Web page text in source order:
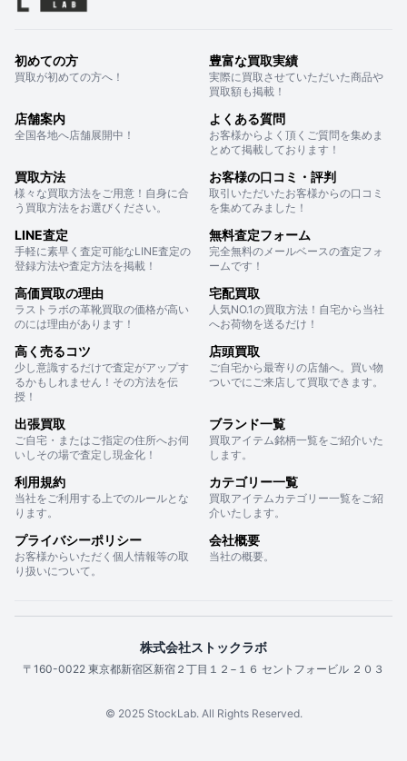
初めての方
買取が初めての方へ！
豊富な買取実績
実際に買取させていただいた商品や
買取額も掲載！
店舗案内
全国各地へ店舗展開中！
よくある質問
お客様からよく頂くご質問を集めま
とめて掲載しております！
買取方法
様々な買取方法をご用意！自身に合
う買取方法をお選びください。
お客様の口コミ・評判
取引いただいたお客様からの口コミ
を集めてみました！
LINE査定
手軽に素早く査定可能なLINE査定の
登録方法や査定方法を掲載！
無料査定フォーム
完全無料のメールベースの査定フォ
ームです！
高価買取の理由
ラストラボの革靴買取の価格が高い
のには理由があります！
宅配買取
人気NO.1の買取方法！自宅から当社
へお荷物を送るだけ！
高く売るコツ
少し意識するだけで査定がアップす
るかもしれません！その方法を伝
授！
店頭買取
ご自宅から最寄りの店舗へ。買い物
ついでにご来店して買取できます。
出張買取
ご自宅・またはご指定の住所へお伺
いしその場で査定し現金化！
ブランド一覧
買取アイテム銘柄一覧をご紹介いた
します。
利用規約
当社をご利用する上でのルールとな
ります。
カテゴリー一覧
買取アイテムカテゴリー一覧をご紹
介いたします。
プライバシーポリシー
お客様からいただく個人情報等の取
り扱いについて。
会社概要
当社の概要。
株式会社ストックラボ
〒160-0022 東京都新宿区新宿２丁目１２−１６ セントフォービル ２０３
© 2025 StockLab. All Rights Reserved.